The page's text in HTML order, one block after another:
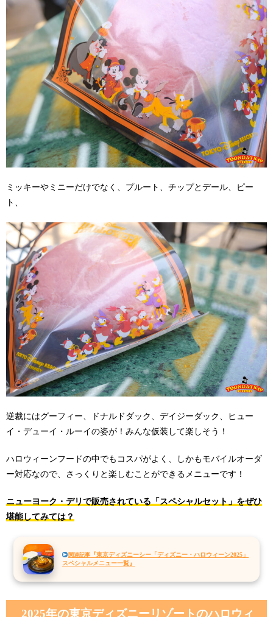
ミッキーやミニーだけでなく、プルート、チップとデール、ピー
ト、
逆裁にはグーフィー、ドナルドダック、デイジーダック、ヒュー
イ・デューイ・ルーイの姿が！みんな仮装して楽しそう！
ハロウィーンフードの中でもコスパがよく、しかもモバイルオーダ
ー対応なので、さっくりと楽しむことができるメニューです！
ニューヨーク・デリで販売されている「スペシャルセット」をぜひ
堪能してみては？
関連記事 『東京ディズニーシー「ディズニー・ハロウィーン2025」
スペシャルメニュー一覧』
2025年の東京ディズニーリゾートのハロウィ